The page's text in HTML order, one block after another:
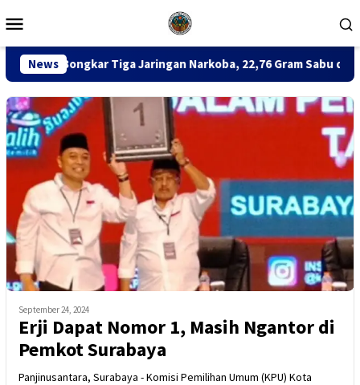
ke
Mobile
News
Tiga Jaringan Narkoba, 22,76 Gram Sabu dan Pil Ekstasi
September 24, 2024
Erji Dapat Nomor 1, Masih Ngantor di
Pemkot Surabaya
Panjinusantara, Surabaya - Komisi Pemilihan Umum (KPU) Kota